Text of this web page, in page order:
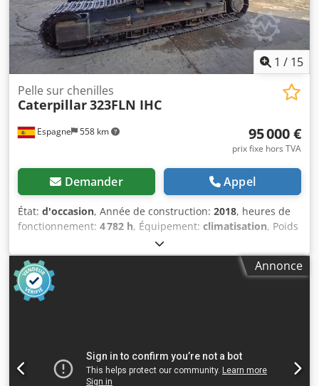
1 / 15
Espagne 558 km
Pelle sur chenilles
Caterpillar323FLN IHC
95 000 €
prix fixe hors TVA
Demander Appel
État: d'occasion, Année de construction: 2018, heures de
fonctionnement: 4 782 h, Équipement: climatisation, Poids
à vide: 22.300 kg Dimensions (LxlxH): 957 x 255 x 308 cm
Dcedpjy Nct Ejfx Amhjk Largeur de la chenille: 50 cm = Plus
d'options et d'accessoires = - Climate control
Annonce